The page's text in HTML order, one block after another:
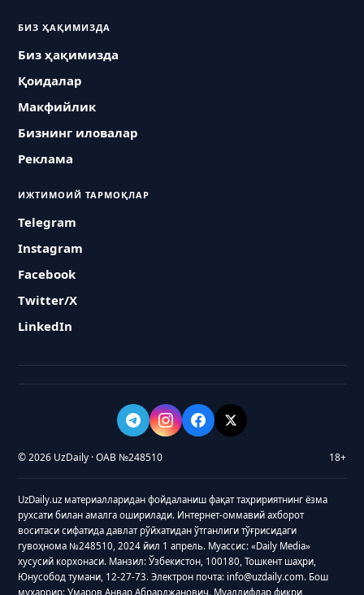
БИЗ ҲАҚИМИЗДА
Биз ҳақимизда
Қоидалар
Макфийлик
Бизнинг иловалар
Реклама
ИЖТИМОИЙ ТАРМОҚЛАР
Telegram
Instagram
Facebook
Twitter/X
LinkedIn
© 2026 UzDaily · ОАВ №248510 18+
UzDaily.uz материалларидан фойдаланиш фақат таҳририятнинг ёзма
рухсати билан амалга оширилади. Интернет-оммавий ахборот
воситаси сифатида давлат рўйхатидан ўтганлиги тўғрисидаги
гувоҳнома №248510, 2024 йил 1 апрель. Муассис: «Daily Media»
хусусий корхонаси. Манзил: Ўзбекистон, 100180, Тошкент шаҳри,
Юнусобод тумани, 12-27-73. Электрон почта: info@uzdaily.com. Бош
муҳаррир: Умаров Анвар Абрарджанович. Муаллифлар фикри